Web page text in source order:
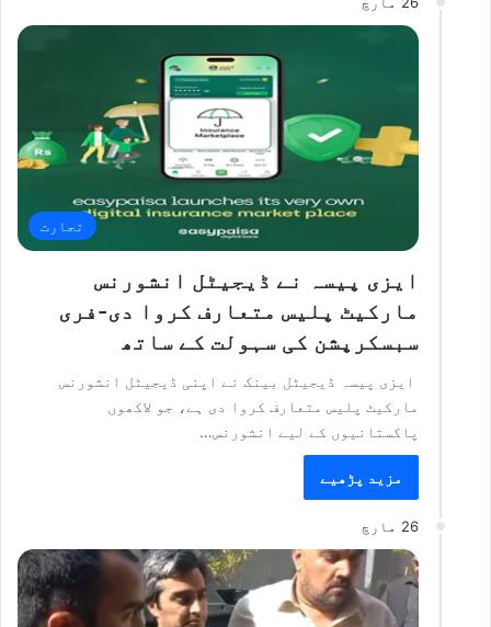
تجارت
ایزی پیسہ نے ڈیجیٹل انشورنس
مارکیٹ پلیس متعارف کروا دی-فری
سبسکرپشن کی سہولت کے ساتھ
ایزی پیسہ ڈیجیٹل بینک نے اپنی ڈیجیٹل انشورنس
مارکیٹ پلیس متعارف کروا دی ہے، جو لاکھوں
پاکستانیوں کے لیے انشورنس…
مزید پڑھیے
26 مارچ